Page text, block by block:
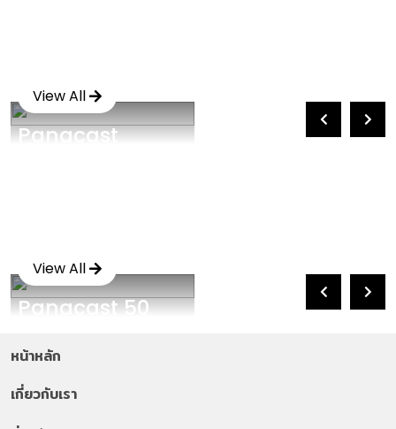
Panacast
View All
Panacast 50
View All
หน้าหลัก
เกี่ยวกับเรา